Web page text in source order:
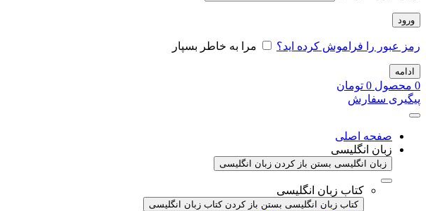
ورود
رمز عبور را فراموش کرده اید؟ مرا به خاطر بسپار
ادامه
0 محصول 0 تومان
پیگیری سفارش
صفحه اصلی
زبان انگلیسی
زبان انگلیسی بستن باز کردن زبان انگلیسی
کتاب زبان انگلیسی
کتاب زبان انگلیسی بستن باز کردن کتاب زبان انگلیسی